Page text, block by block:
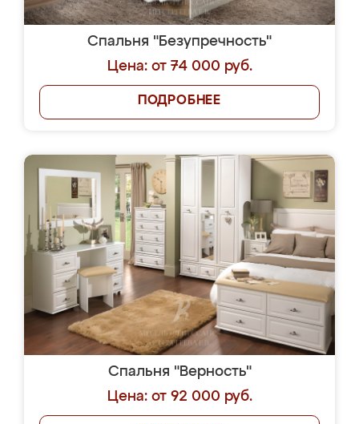
Спальня "Безупречность"
Цена: от 74 000 руб.
ПОДРОБНЕЕ
Спальня "Верность"
Цена: от 92 000 руб.